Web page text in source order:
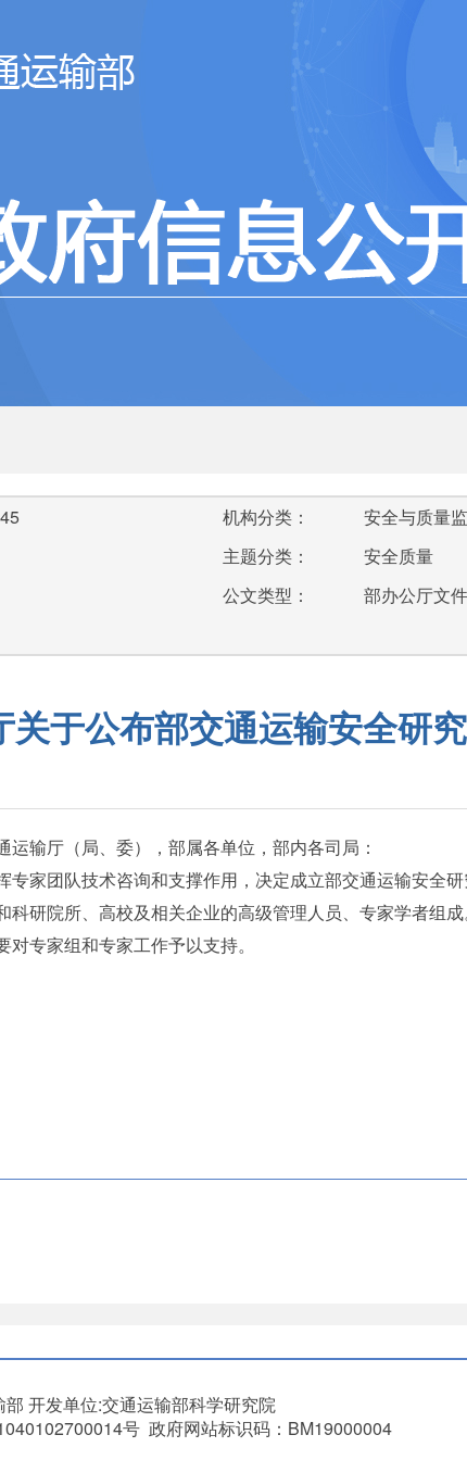
机构分类：
安全与质量
主题分类：
安全质量
公文类型：
部办公厅文件
于公布部交通运输安全研
输厅（局、委），部属各单位，部内各司局：
家团队技术咨询和支撑作用，决定成立部交通运输安全
研院所、高校及相关企业的高级管理人员、专家学者组
专家组和专家工作予以支持。
部 开发单位:交通运输部科学研究院
号 政府网站标识码：BM19000004